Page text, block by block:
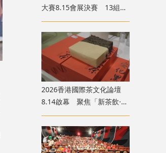
大賽8.15會展決賽 13組兩
岸四地選手香江以茗會友
2026香港國際茶文化論壇
8.14啟幕 聚焦「新茶飲·新
茶食·新格局」黃金賽道